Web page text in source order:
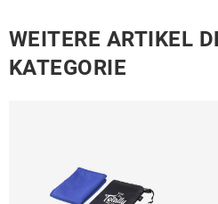
WEITERE ARTIKEL
KATEGORIE